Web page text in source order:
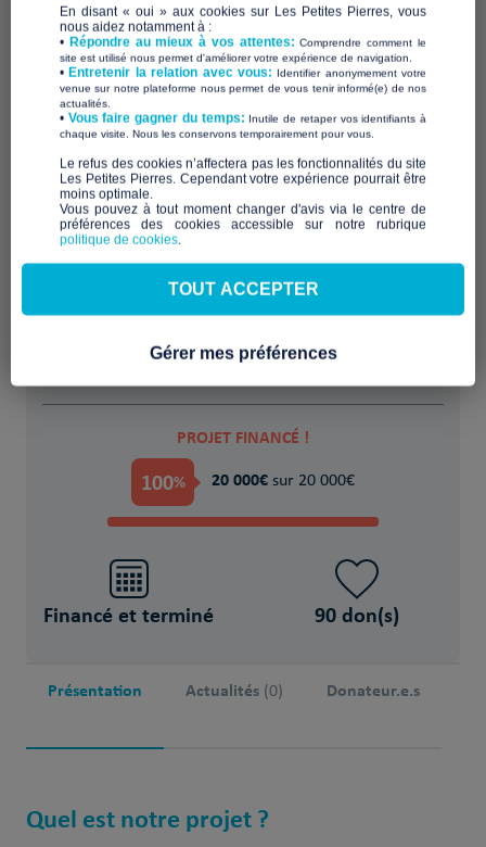
Financer provisoirement l'hébergement ou
le logement
POUR
50 Jeune(s) majeur(s) et mineur(s) isolés
PROJET FINANCÉ !
100% 20 000€ sur 20 000€
Financé et terminé 90 don(s)
Présentation Actualités (0) Donateur.e.s
Quel est notre projet ?
En disant « oui » aux cookies sur Les Petites Pierres, vous
nous aidez notamment à :
• Répondre au mieux à vos attentes:Comprendre comment le
site est utilisé nous permet d'améliorer votre expérience de navigation.
•Entretenir la relation avec vous: Identifier anonymement votre
venue sur notre plateforme nous permet de vous tenir informé(e) de nos
actualités.
​• Vous faire gagner du temps: Inutile de retaper vos identifiants à
chaque visite. Nous les conservons temporairement pour vous.
​Le refus des cookies n’affectera pas les fonctionnalités du site
Les Petites Pierres. Cependant votre expérience pourrait être
moins optimale.​
Vous pouvez à tout moment changer d'avis via le centre de
préférences des cookies accessible sur notre rubrique
politique de cookies.
TOUT ACCEPTER
Gérer mes préférences